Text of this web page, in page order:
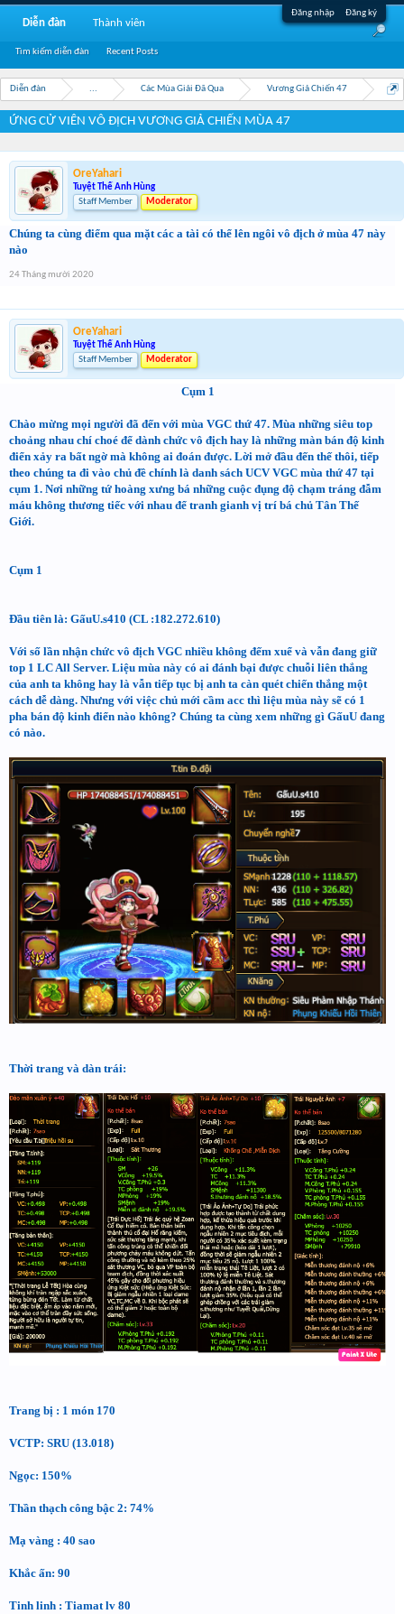
Đăng nhập Đăng ký
Diễn đàn ... Các Mùa Giải Đã Qua Vương Giả Chiến 47
ỨNG CỬ VIÊN VÔ ĐỊCH VƯƠNG GIẢ CHIẾN MÙA 47
OreYahari
Tuyệt Thế Anh Hùng
Staff Member
Moderator
Chúng ta cùng điểm qua mặt các a tài có thể lên ngôi vô địch ở mùa 47 này
nào
24 Tháng mười 2020
OreYahari
Tuyệt Thế Anh Hùng
Staff Member
Moderator
Cụm 1
Chào mừng mọi người đã đến với mùa VGC thứ 47. Mùa những siêu top
choảng nhau chí choé để dành chức vô địch hay là những màn bán độ kinh
điển xảy ra bất ngờ mà không ai đoán được. Lời mở đầu đến thế thôi, tiếp
theo chúng ta đi vào chủ đề chính là danh sách UCV VGC mùa thứ 47 tại
cụm 1. Nơi những tứ hoàng xưng bá những cuộc đụng độ chạm tráng đẫm
máu không thương tiếc với nhau để tranh gianh vị trí bá chủ Tân Thế
Giới.
Cụm 1
Đầu tiên là: GấuU.s410 (CL :182.272.610)
Với số lần nhận chức vô địch VGC nhiều không đếm xuể và vẫn đang giữ
top 1 LC All Server. Liệu mùa này có ai đánh bại được chuỗi liên thắng
của anh ta không hay là vẫn tiếp tục bị anh ta càn quét chiến thắng một
cách dễ dàng. Nhưng với việc chủ mới cầm acc thì liệu mùa này sẽ có 1
pha bán độ kinh điển nào không? Chúng ta cùng xem những gì GấuU đang
có nào.
Thời trang và dàn trái:
Trang bị : 1 món 170
VCTP: SRU (13.018)
Ngọc: 150%
Thần thạch công bậc 2: 74%
Mạ vàng : 40 sao
Khắc ấn: 90
Tinh linh : Tiamat lv 80
Diễn đàn
Tìm kiếm diễn đàn Recent Posts
Thành viên